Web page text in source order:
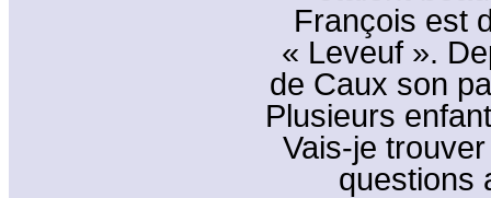
François est
« Leveuf ».
de Caux son
Plusieurs
Vais-je
questions